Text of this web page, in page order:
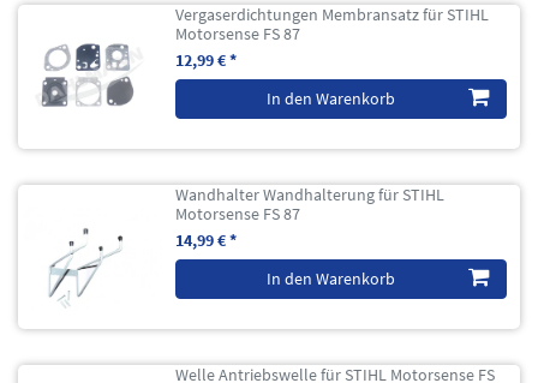
Vergaserdichtungen Membransatz für STIHL
Motorsense FS 87
12,99 € *
In den Warenkorb
Wandhalter Wandhalterung für STIHL
Motorsense FS 87
14,99 € *
In den Warenkorb
Welle Antriebswelle für STIHL Motorsense FS